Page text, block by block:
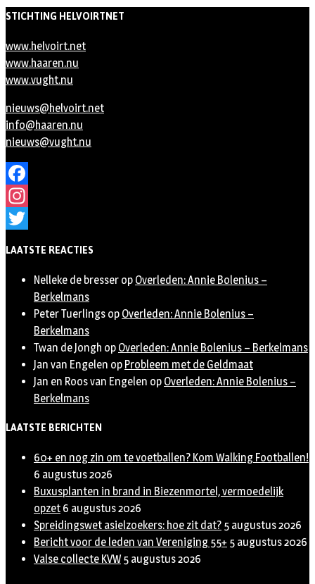
STICHTING HELVOIRTNET
www.helvoirt.net
www.haaren.nu
www.vught.nu
nieuws@helvoirt.net
info@haaren.nu
nieuws@vught.nu
Facebook
Instagram
LAATSTE REACTIES
Nelleke de bresser op Overleden: Annie Bolenius –
Berkelmans
Peter Tuerlings op Overleden: Annie Bolenius –
Berkelmans
Twan de Jongh op Overleden: Annie Bolenius – Berkelmans
Jan van Engelen op Probleem met de Geldmaat
Jan en Roos van Engelen op Overleden: Annie Bolenius –
Berkelmans
LAATSTE BERICHTEN
60+ en nog zin om te voetballen? Kom Walking Footballen!
6 augustus 2026
Buxusplanten in brand in Biezenmortel, vermoedelijk
opzet 6 augustus 2026
Spreidingswet asielzoekers: hoe zit dat? 5 augustus 2026
Bericht voor de leden van Vereniging 55+ 5 augustus 2026
Valse collecte KVW 5 augustus 2026